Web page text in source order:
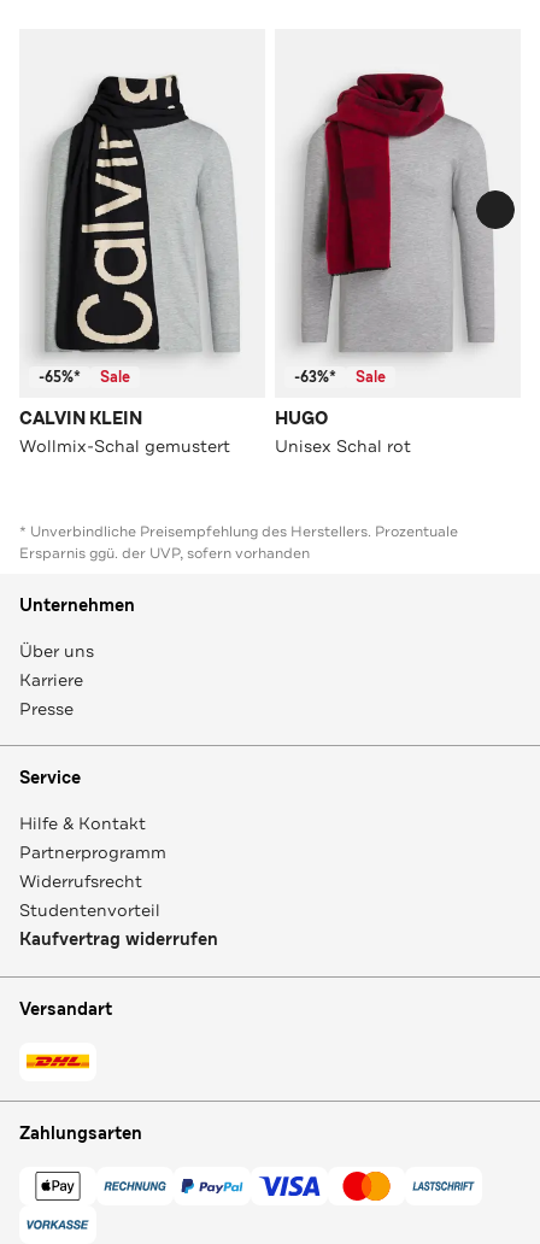
-65%* Sale
CALVIN KLEIN
Wollmix-Schal gemustert
-63%* Sale
HUGO
Unisex Schal rot
* Unverbindliche Preisempfehlung des Herstellers. Prozentuale
Ersparnis ggü. der UVP, sofern vorhanden
Unternehmen
Über uns
Karriere
Presse
Service
Hilfe & Kontakt
Partnerprogramm
Widerrufsrecht
Studentenvorteil
Kaufvertrag widerrufen
Versandart
Zahlungsarten